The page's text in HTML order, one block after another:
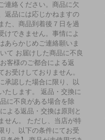
連絡ください。商品に欠
返品には応じかねますの
た、商品到着後７日を過
けできません。事情によ
あらかじめご連絡願いま
て お届けした商品に不良
客様のご都合による返
受けしておりません。
承認した場合に限り、以
たします。 返品・交換に
に不良がある場合を除
よる返品・交換は原則と
せん。 ただし、当店が特
り、以下の条件にてお受